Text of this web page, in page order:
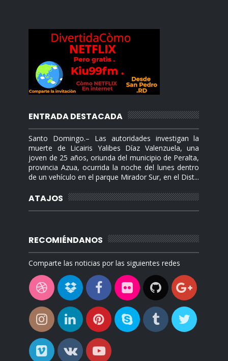
ENTRADA DESTACADA
Santo Domingo.– Las autoridades investigan la
muerte de Licairis Yalibes Díaz Valenzuela, una
joven de 25 años, oriunda del municipio de Peralta,
provincia Azua, ocurrida la noche del lunes dentro
de un vehículo en el parque Mirador Sur, en el Dist...
ATAJOS
RECOMIÉNDANOS
Comparte las noticias por las siguientes redes